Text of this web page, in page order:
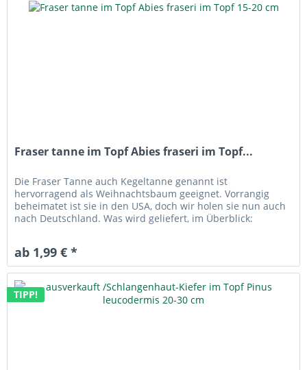
Fraser tanne im Topf Abies fraseri im Topf...
Die Fraser Tanne auch Kegeltanne genannt ist
hervorragend als Weihnachtsbaum geeignet. Vorrangig
beheimatet ist sie in den USA, doch wir holen sie nun auch
nach Deutschland. Was wird geliefert, im Überblick:
ab 1,99 € *
TIPP!